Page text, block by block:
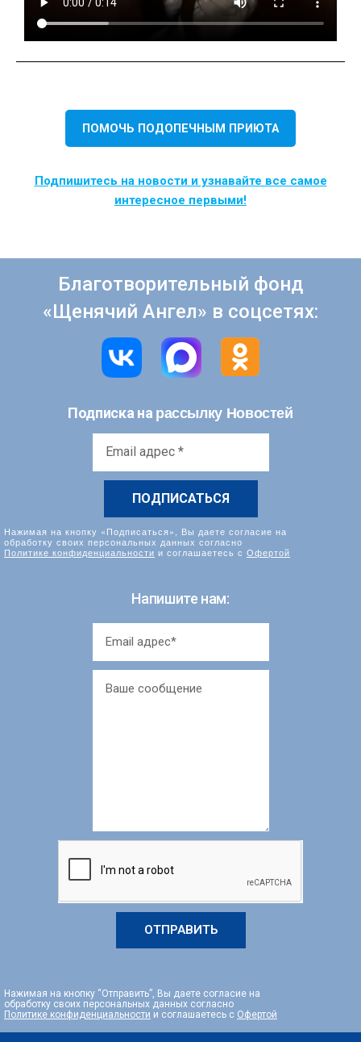
ПОМОЧЬ ПОДОПЕЧНЫМ ПРИЮТА
Подпишитесь на новости и узнавайте все самое
интересное первыми!
Благотворительный фонд
«Щенячий Ангел» в соцсетях:
Подписка на рассылку Новостей
Нажимая на кнопку «Подписаться», Вы даете согласие на
обработку своих персональных данных согласно
Политике конфиденциальности и соглашаетесь с Офертой
Напишите нам:
ОТПРАВИТЬ
Нажимая на кнопку “Отправить”, Вы даете согласие на
обработку своих персональных данных согласно
Политике конфиденциальности и соглашаетесь с Офертой